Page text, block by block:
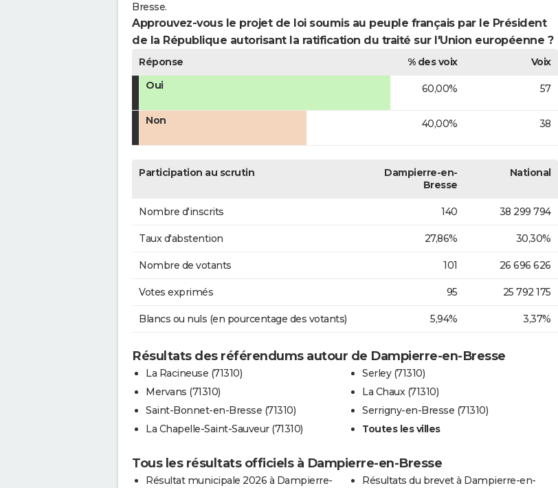
Bresse.
Approuvez-vous le projet de loi soumis au peuple français par le Président
de la République autorisant la ratification du traité sur l'Union européenne ?
Réponse % des voix
Voix
Oui
60,00% 57
Non 40,00% 38
Participation au scrutin
Dampierre-en-
Bresse
National
Nombre d'inscrits 140 38 299 794
Taux d'abstention 27,86% 30,30%
Nombre de votants 101 26 696 626
Votes exprimés 95 25 792 175
Blancs ou nuls (en pourcentage des votants) 5,94% 3,37%
Résultats des référendums autour de Dampierre-en-Bresse
La Racineuse (71310)
Mervans (71310)
Saint-Bonnet-en-Bresse (71310)
La Chapelle-Saint-Sauveur (71310)
Serley (71310)
La Chaux (71310)
Serrigny-en-Bresse (71310)
Toutes les villes
Tous les résultats officiels à Dampierre-en-Bresse
Résultat municipale 2026 à Dampierre-
Résultats du brevet à Dampierre-en-